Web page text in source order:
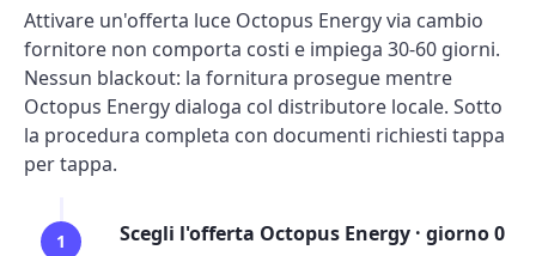
Attivare un'offerta luce Octopus Energy via cambio
fornitore non comporta costi e impiega 30-60 giorni.
Nessun blackout: la fornitura prosegue mentre
Octopus Energy dialoga col distributore locale. Sotto
la procedura completa con documenti richiesti tappa
per tappa.
1
Scegli l'offerta Octopus Energy · giorno 0